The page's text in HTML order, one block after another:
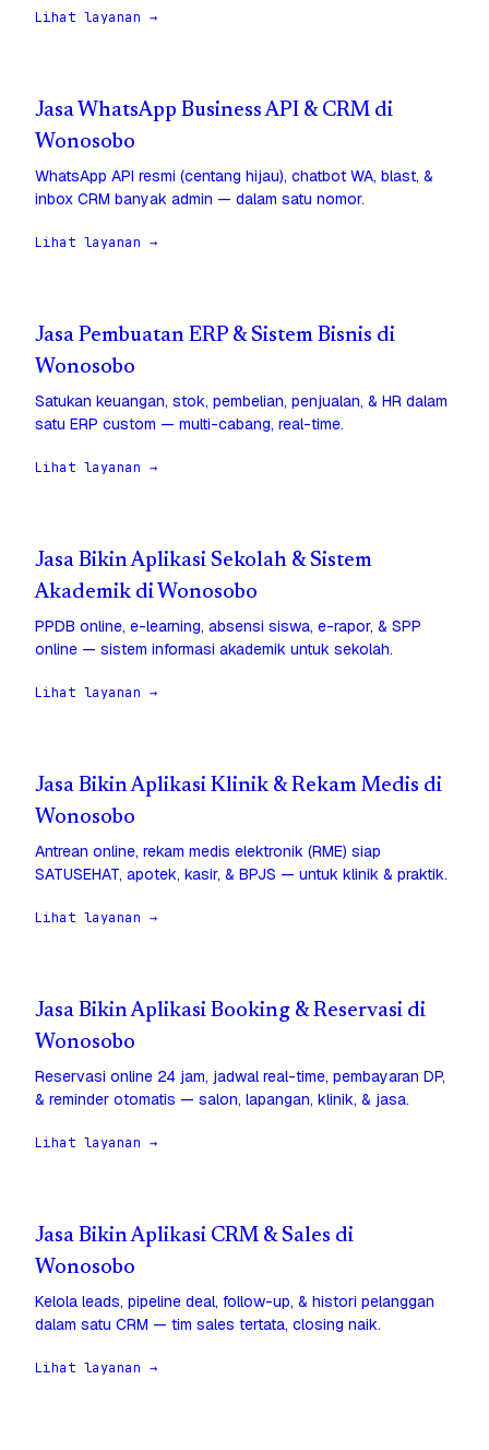
Lihat layanan →
Jasa WhatsApp Business API & CRM di
Wonosobo
WhatsApp API resmi (centang hijau), chatbot WA, blast, &
inbox CRM banyak admin — dalam satu nomor.
Lihat layanan →
Jasa Pembuatan ERP & Sistem Bisnis di
Wonosobo
Satukan keuangan, stok, pembelian, penjualan, & HR dalam
satu ERP custom — multi-cabang, real-time.
Lihat layanan →
Jasa Bikin Aplikasi Sekolah & Sistem
Akademik di Wonosobo
PPDB online, e-learning, absensi siswa, e-rapor, & SPP
online — sistem informasi akademik untuk sekolah.
Lihat layanan →
Jasa Bikin Aplikasi Klinik & Rekam Medis di
Wonosobo
Antrean online, rekam medis elektronik (RME) siap
SATUSEHAT, apotek, kasir, & BPJS — untuk klinik & praktik.
Lihat layanan →
Jasa Bikin Aplikasi Booking & Reservasi di
Wonosobo
Reservasi online 24 jam, jadwal real-time, pembayaran DP,
& reminder otomatis — salon, lapangan, klinik, & jasa.
Lihat layanan →
Jasa Bikin Aplikasi CRM & Sales di
Wonosobo
Kelola leads, pipeline deal, follow-up, & histori pelanggan
dalam satu CRM — tim sales tertata, closing naik.
Lihat layanan →